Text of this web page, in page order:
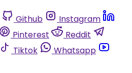
Github
Instagram
Pinterest
Reddit
Tiktok
Whatsapp